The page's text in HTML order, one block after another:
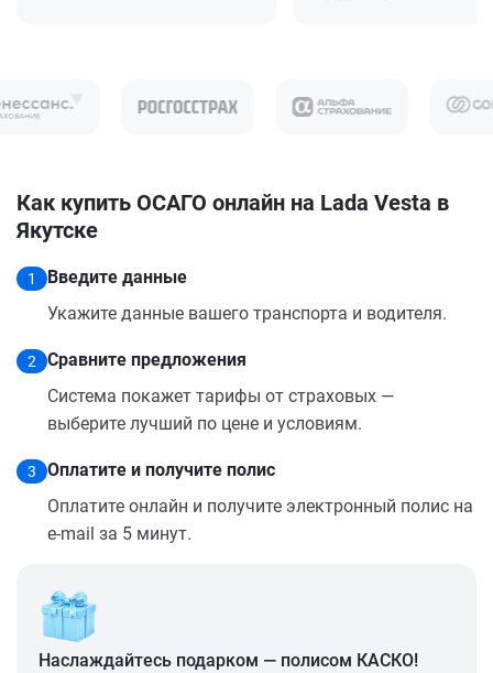
Как купить ОСАГО онлайн на Lada Vesta в
Якутске
1
Введите данные
Укажите данные вашего транспорта и водителя.
2
Сравните предложения
Система покажет тарифы от страховых —
выберите лучший по цене и условиям.
3
Оплатите и получите полис
Оплатите онлайн и получите электронный полис на
e-mail за 5 минут.
Наслаждайтесь подарком — полисом КАСКО!